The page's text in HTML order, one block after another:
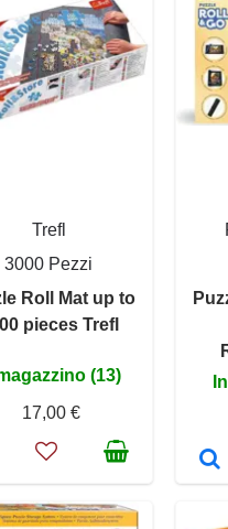
Trefl
3000 Pezzi
Roll Mat up to
pieces Trefl
(13)
17,00 €